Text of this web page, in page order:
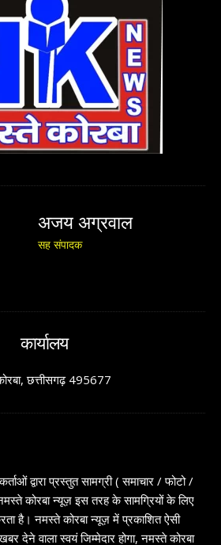
अजय अग्रवाल
सह संपादक
कार्यालय
छत्तीसगढ़ 495677
द्वारा प्रस्तुत सामग्री ( समाचार / फोटो /
नमस्ते कोरबा न्यूज़ इस तरह के सामग्रियों के लिए
है। नमस्ते कोरबा न्यूज़ में प्रकाशित ऐसी
देने वाला स्वयं जिम्मेदार होगा, नमस्ते कोरबा